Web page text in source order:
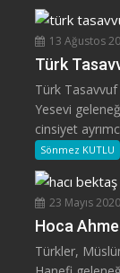
13 Ağustos
Türk
Türk Tasavvuf
Yesevi
cinsiyet
Sönmez KUTLU
23 Mayıs 2020
Hoca
Türkler,